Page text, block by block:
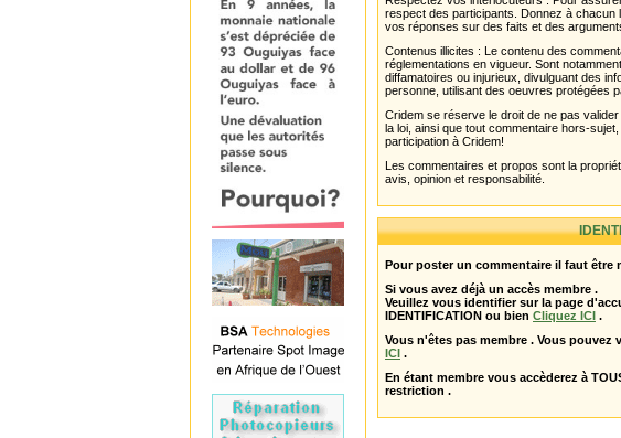
respect des participants. Donnez à
vos réponses sur des faits et des
Contenus illicites : Le contenu des
réglementations en vigueur. Sont
diffamatoires ou injurieux, divulguant des
personne, utilisant des oeuvres protégées
Cridem se réserve le droit de ne pas
la loi, ainsi que tout commentaire hors-
participation à Cridem!
Les commentaires et propos sont la
avis, opinion et responsabilité.
Pour poster un commentaire il faut être
Si vous avez déjà un accès membre .
Veuillez vous identifier sur la page
IDENTIFICATION ou bien Cliquez ICI .
Vous n'êtes pas membre . Vous pouvez
ICI .
En étant membre vous accèderez à
restriction .